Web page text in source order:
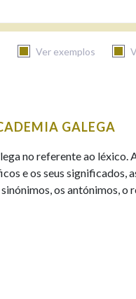
Ver exemplos
Nos
GALEGA
no referente ao
e os seus significados,
os antónimos, o